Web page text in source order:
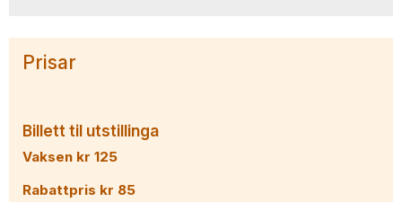
Prisar
Billett til utstillinga
Vaksen kr 125
Rabattpris kr 85